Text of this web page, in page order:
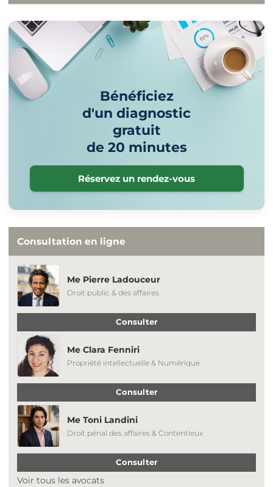
Bénéficiez
d'un diagnostic
gratuit
de 20 minutes
Réservez un rendez-vous
Consultation en ligne
Me Pierre Ladouceur
Droit public & des affaires
Consulter
Me Clara Fenniri
Propriété intellectuelle & Numérique
Consulter
Me Toni Landini
Droit pénal des affaires & Contentieux
Consulter
Voir tous les avocats